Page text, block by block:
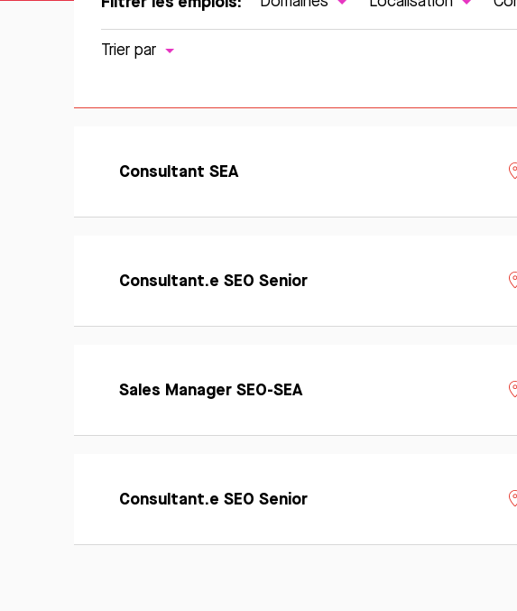
Trier par
Consultant SEA
savoir
plus Postuler
Consultant.e SEO Senior
savoir
plus Postuler
Sales Manager SEO-SEA
savoir
plus Postuler
Consultant.e SEO Senior
savoir
plus Postuler